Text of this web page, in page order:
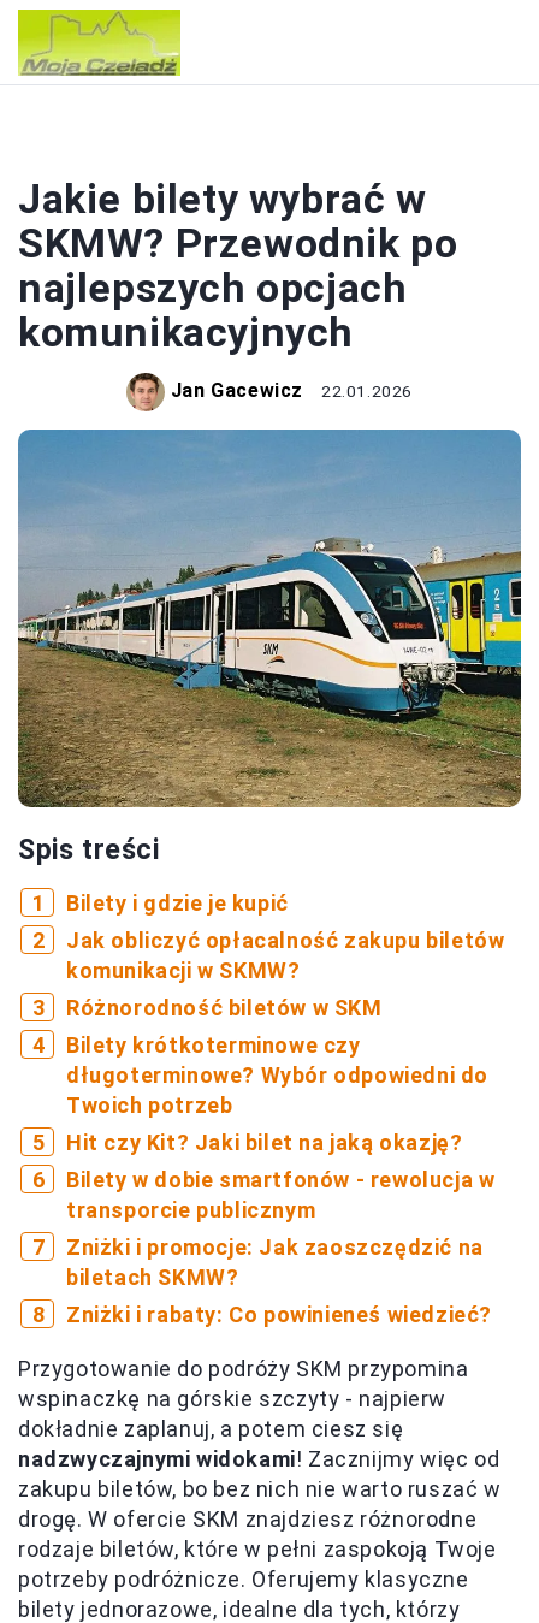
Jakie bilety wybrać w
SKMW? Przewodnik po
najlepszych opcjach
komunikacyjnych
Jan Gacewicz 22.01.2026
Spis treści
Bilety i gdzie je kupić
Jak obliczyć opłacalność zakupu biletów
komunikacji w SKMW?
Różnorodność biletów w SKM
Bilety krótkoterminowe czy
długoterminowe? Wybór odpowiedni do
Twoich potrzeb
Hit czy Kit? Jaki bilet na jaką okazję?
Bilety w dobie smartfonów - rewolucja w
transporcie publicznym
Zniżki i promocje: Jak zaoszczędzić na
biletach SKMW?
Zniżki i rabaty: Co powinieneś wiedzieć?
Przygotowanie do podróży SKM przypomina
wspinaczkę na górskie szczyty - najpierw
dokładnie zaplanuj, a potem ciesz się
nadzwyczajnymi widokami! Zacznijmy więc od
zakupu biletów, bo bez nich nie warto ruszać w
drogę. W ofercie SKM znajdziesz różnorodne
rodzaje biletów, które w pełni zaspokoją Twoje
potrzeby podróżnicze. Oferujemy klasyczne
bilety jednorazowe, idealne dla tych, którzy